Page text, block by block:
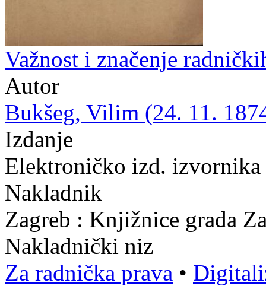
Važnost i značenje
Autor
Bukšeg, Vilim (24. 11.
Izdanje
Elektroničko izd.
Nakladnik
Zagreb : Knjižnice grada
Nakladnički niz
Za radnička prava •